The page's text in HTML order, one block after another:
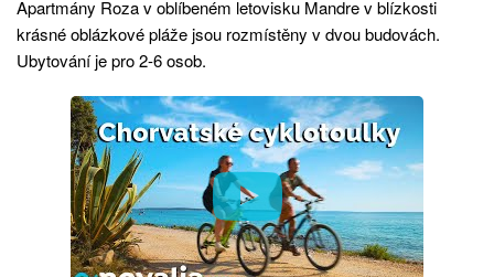
Apartmány Roza v oblíbeném letovisku Mandre v blízkosti
krásné oblázkové pláže jsou rozmístěny v dvou budovách.
Ubytování je pro 2-6 osob.